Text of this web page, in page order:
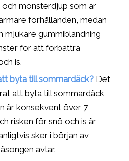
och mönsterdjup som är
förhållanden, medan
mjukare gummiblandning
för att förbättra
is.
byta till sommardäck?Det
att byta till sommardäck
är konsekvent över 7
risken för snö och is är
sker i början av
avtar.